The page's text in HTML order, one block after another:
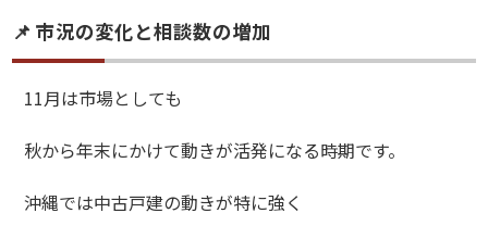
📌 市況の変化と相談数の増加
11月は市場としても
秋から年末にかけて動きが活発になる時期です。
沖縄では中古戸建の動きが特に強く